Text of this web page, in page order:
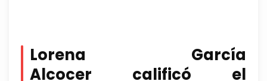
Lorena García
Alcocer calificó el